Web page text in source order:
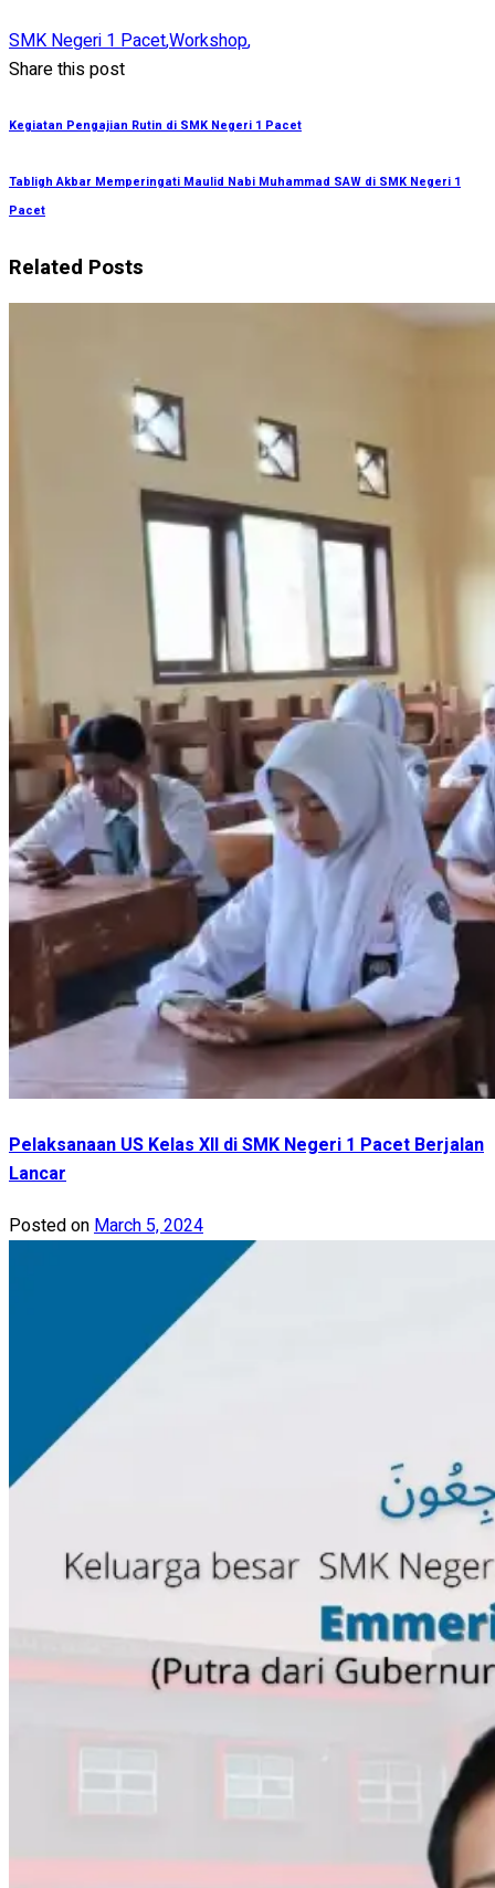
SMK Negeri 1 Pacet,Workshop,
Share this post
Kegiatan Pengajian Rutin di SMK Negeri 1 Pacet
Tabligh Akbar Memperingati Maulid Nabi Muhammad SAW di SMK Negeri 1
Pacet
Related Posts
Pelaksanaan US Kelas XII di SMK Negeri 1 Pacet Berjalan
Lancar
Posted onMarch 5, 2024